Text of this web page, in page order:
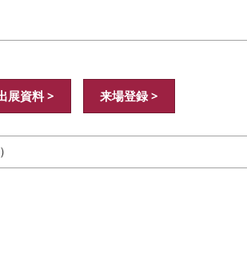
展資料 > 来場登録 >